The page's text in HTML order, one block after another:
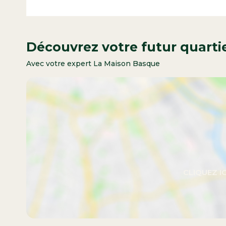
Découvrez votre futur
Avec votre expert La Maison Basque